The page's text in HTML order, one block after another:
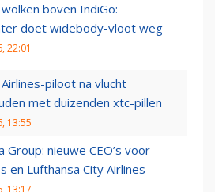
boven IndiGo:
doet widebody-vloot weg
22:01
piloot na vlucht
met duizenden xtc-pillen
13:55
Group: nieuwe CEO’s voor
en Lufthansa City Airlines
13:17